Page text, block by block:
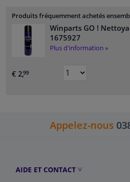
Produits fréquemment achetés
Winparts GO !
1675927
Plus d'information »
€ 2,99
Appelez-nous
AIDE ET CONTACT